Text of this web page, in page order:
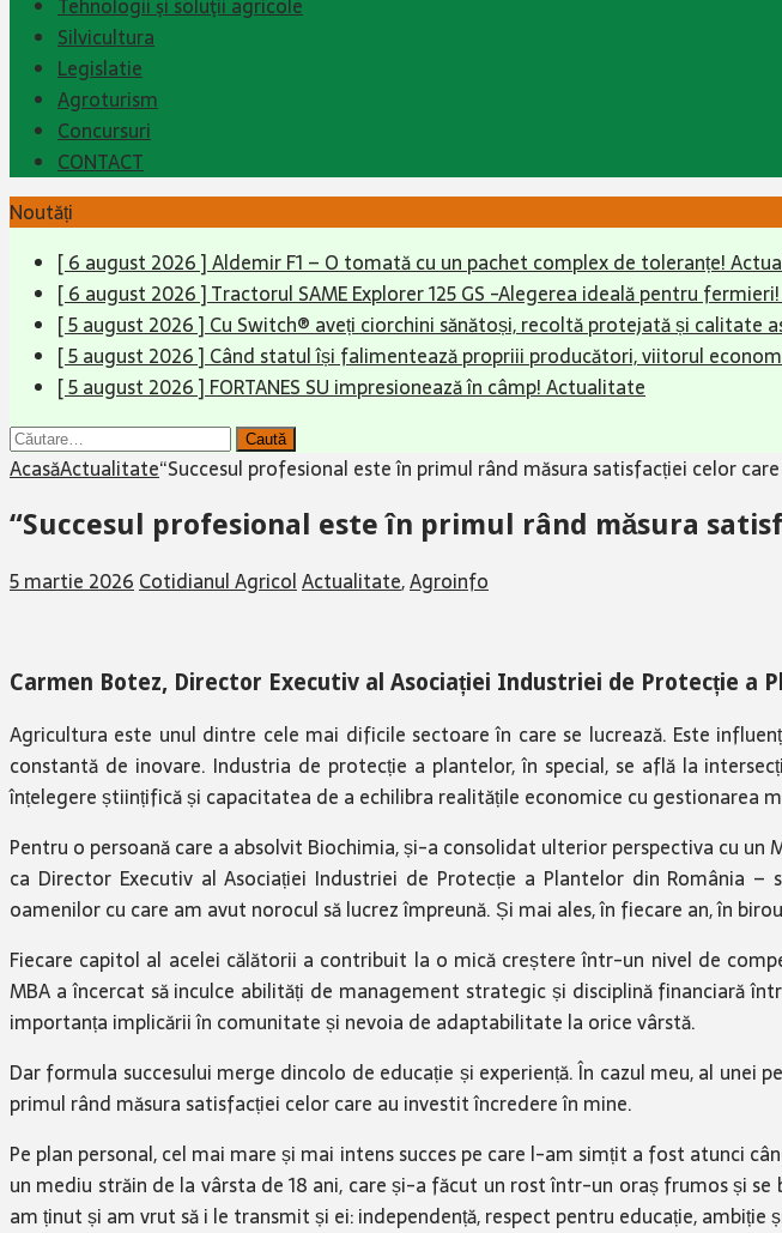
Tehnologii şi soluţii agricole
Silvicultura
Legislatie
Agroturism
Concursuri
CONTACT
Noutăți
[ 6 august 2026 ]Aldemir F1 – O tomată cu un pachet complex de toleranțe!
[ 6 august 2026 ]Tractorul SAME Explorer 125 GS -Alegerea ideală pentru
[ 5 august 2026 ]Cu Switch® aveți ciorchini sănătoși, recoltă protejată și calitate
[ 5 august 2026 ]Când statul își falimentează propriii producători, viitorul
[ 5 august 2026 ]FORTANES SU impresionează în câmp!Actualitate
Caută
după:
AcasăActualitate“Succesul profesional este în primul rând măsura satisfacției celor
“Succesul profesional este în primul rând măsura
5 martie 2026 Cotidianul AgricolActualitate,Agroinfo
Carmen Botez, Director Executiv al Asociației Industriei de Protecție a
Agricultura este unul dintre cele mai dificile sectoare în care se lucrează. Este
constantă de inovare. Industria de protecție a plantelor, în special, se află la
înțelegere științifică și capacitatea de a echilibra realitățile economice cu gestionarea
Pentru o persoană care a absolvit Biochimia, și-a consolidat ulterior perspectiva cu un
ca Director Executiv al Asociației Industriei de Protecție a Plantelor din România
oamenilor cu care am avut norocul să lucrez împreună. Și mai ales, în fiecare an, în
Fiecare capitol al acelei călătorii a contribuit la o mică creștere într-un nivel de
MBA a încercat să inculce abilități de management strategic și disciplină financiară
importanța implicării în comunitate și nevoia de adaptabilitate la orice vârstă.
Dar formula succesului merge dincolo de educație și experiență. În cazul meu, al
primul rând măsura satisfacției celor care au investit încredere în mine.
Pe plan personal, cel mai mare și mai intens succes pe care l-am simțit a fost atunci
un mediu străin de la vârsta de 18 ani, care și-a făcut un rost într-un oraș frumos și
am ținut și am vrut să i le transmit și ei: independență, respect pentru educație, ambiție